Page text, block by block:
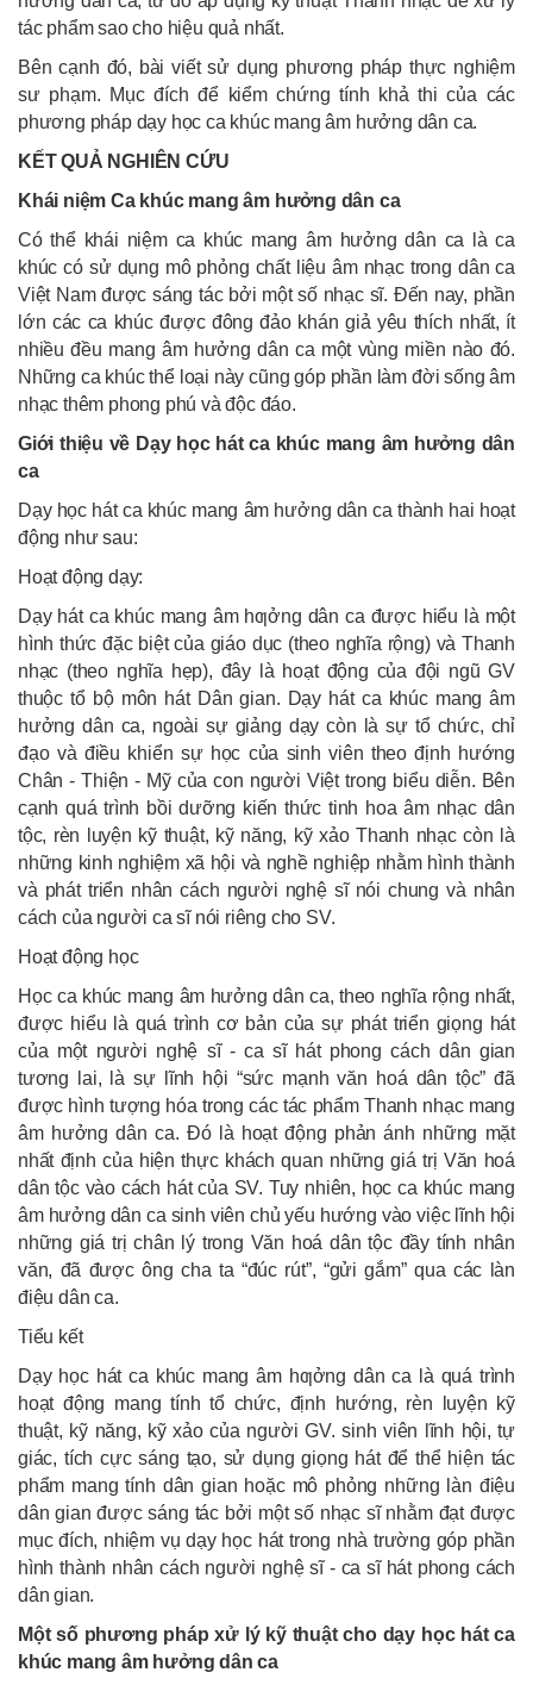
tác phẩm sao cho hiệu quả nhất.
Bên cạnh đó, bài viết sử dụng phương pháp thực nghiệm
sư phạm. Mục đích để kiểm chứng tính khả thi của các
phương pháp dạy học ca khúc mang âm hưởng dân ca.
KẾT QUẢ NGHIÊN CỨU
Khái niệm Ca khúc mang âm hưởng dân ca
Có thể khái niệm ca khúc mang âm hưởng dân ca là ca
khúc có sử dụng mô phỏng chất liệu âm nhạc trong dân ca
Việt Nam được sáng tác bởi một số nhạc sĩ. Đến nay, phần
lớn các ca khúc được đông đảo khán giả yêu thích nhất, ít
nhiều đều mang âm hưởng dân ca một vùng miền nào đó.
Những ca khúc thể loại này cũng góp phần làm đời sống âm
nhạc thêm phong phú và độc đáo.
Giới thiệu về Dạy học hát ca khúc mang âm hưởng dân
ca
Dạy học hát ca khúc mang âm hưởng dân ca thành hai hoạt
động như sau:
Hoạt động dạy:
Dạy hát ca khúc mang âm hƣởng dân ca được hiểu là một
hình thức đặc biệt của giáo dục (theo nghĩa rộng) và Thanh
nhạc (theo nghĩa hẹp), đây là hoạt động của đội ngũ GV
thuộc tổ bộ môn hát Dân gian. Dạy hát ca khúc mang âm
hưởng dân ca, ngoài sự giảng dạy còn là sự tổ chức, chỉ
đạo và điều khiển sự học của sinh viên theo định hướng
Chân - Thiện - Mỹ của con người Việt trong biểu diễn. Bên
cạnh quá trình bồi dưỡng kiến thức tinh hoa âm nhạc dân
tộc, rèn luyện kỹ thuật, kỹ năng, kỹ xảo Thanh nhạc còn là
những kinh nghiệm xã hội và nghề nghiệp nhằm hình thành
và phát triển nhân cách người nghệ sĩ nói chung và nhân
cách của người ca sĩ nói riêng cho SV.
Hoạt động học
Học ca khúc mang âm hưởng dân ca, theo nghĩa rộng nhất,
được hiểu là quá trình cơ bản của sự phát triển giọng hát
của một người nghệ sĩ - ca sĩ hát phong cách dân gian
tương lai, là sự lĩnh hội “sức mạnh văn hoá dân tộc” đã
được hình tượng hóa trong các tác phẩm Thanh nhạc mang
âm hưởng dân ca. Đó là hoạt động phản ánh những mặt
nhất định của hiện thực khách quan những giá trị Văn hoá
dân tộc vào cách hát của SV. Tuy nhiên, học ca khúc mang
âm hưởng dân ca sinh viên chủ yếu hướng vào việc lĩnh hội
những giá trị chân lý trong Văn hoá dân tộc đầy tính nhân
văn, đã được ông cha ta “đúc rút”, “gửi gắm” qua các làn
điệu dân ca.
Tiểu kết
Dạy học hát ca khúc mang âm hƣởng dân ca là quá trình
hoạt động mang tính tổ chức, định hướng, rèn luyện kỹ
thuật, kỹ năng, kỹ xảo của người GV. sinh viên lĩnh hội, tự
giác, tích cực sáng tạo, sử dụng giọng hát để thể hiện tác
phẩm mang tính dân gian hoặc mô phỏng những làn điệu
dân gian được sáng tác bởi một số nhạc sĩ nhằm đạt được
mục đích, nhiệm vụ dạy học hát trong nhà trường góp phần
hình thành nhân cách người nghệ sĩ - ca sĩ hát phong cách
dân gian.
Một số phương pháp xử lý kỹ thuật cho dạy học hát ca
khúc mang âm hưởng dân ca